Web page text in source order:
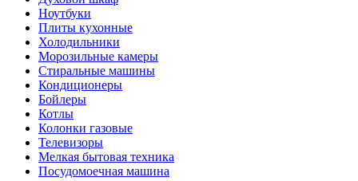
Ноутбуки
Плиты кухонные
Холодильники
Морозильные камеры
Стиральные машины
Кондиционеры
Бойлеры
Котлы
Колонки газовые
Телевизоры
Мелкая бытовая техника
Посудомоечная машина